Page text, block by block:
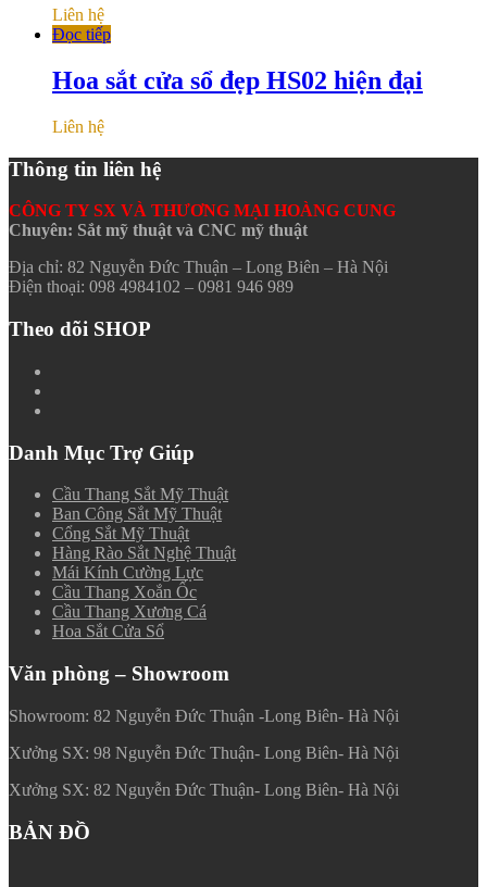
Liên hệ
Đọc tiếp
Hoa sắt cửa sổ đẹp HS02 hiện đại
Liên hệ
Thông tin liên hệ
CÔNG TY SX VÀ THƯƠNG MẠI HOÀNG CUNG
Chuyên: Sắt mỹ thuật và CNC mỹ thuật
Địa chỉ: 82 Nguyễn Đức Thuận – Long Biên – Hà Nội
Điện thoại: 098 4984102 – 0981 946 989
Theo dõi SHOP
Danh Mục Trợ Giúp
Cầu Thang Sắt Mỹ Thuật
Ban Công Sắt Mỹ Thuật
Cổng Sắt Mỹ Thuật
Hàng Rào Sắt Nghệ Thuật
Mái Kính Cường Lực
Cầu Thang Xoắn Ốc
Cầu Thang Xương Cá
Hoa Sắt Cửa Sổ
Văn phòng – Showroom
Showroom: 82 Nguyễn Đức Thuận -Long Biên- Hà Nội
Xưởng SX: 98 Nguyễn Đức Thuận- Long Biên- Hà Nội
Xưởng SX: 82 Nguyễn Đức Thuận- Long Biên- Hà Nội
BẢN ĐỒ